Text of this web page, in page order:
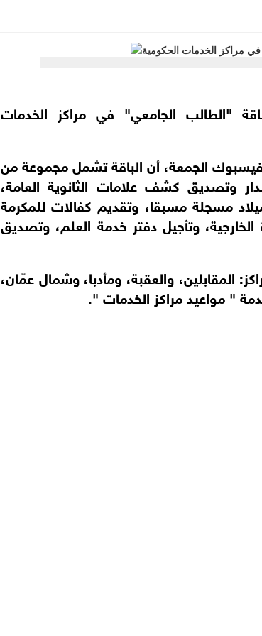
"الطالب الجامعي" في مراكز الخدمات
الجمعة، أن الباقة تشمل مجموعة من
وتصديق كشف علامات الثانوية العامة،
مسجلة مسبقا، وتقديم كفالات للمكرمة
وتأجيل دفتر خدمة العلم، وتصديق
والعقبة، ومأدبا، وشمال عمّان،
" مواعيد مراكز الخدمات ".